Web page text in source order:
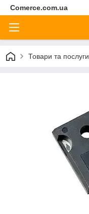
Comerce.com.ua
Товари та послуги